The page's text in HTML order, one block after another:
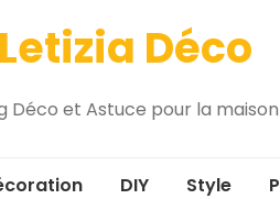
Letizia Déco
Déco et Astuce pour la maison
DIY Style